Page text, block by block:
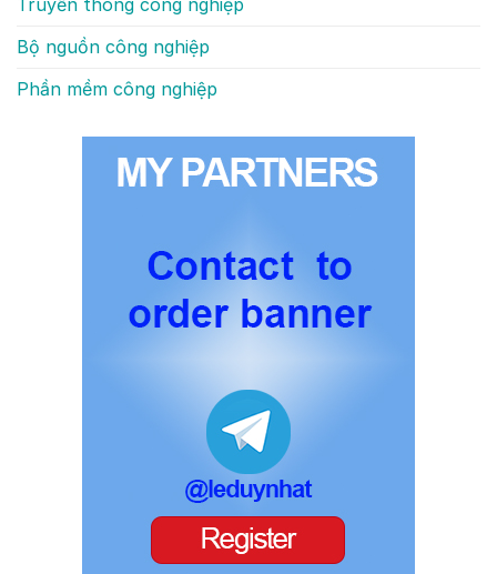
Bộ nguồn công nghiệp
Phần mềm công nghiệp